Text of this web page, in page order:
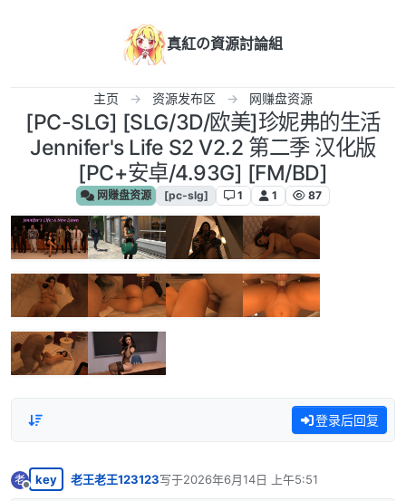
真紅の資源討論組
主页 资源发布区 网赚盘资源
[PC-SLG] [SLG/3D/欧美]珍妮弗的生活
Jennifer's Life S2 V2.2 第二季 汉化版
[PC+安卓/4.93G] [FM/BD]
网赚盘资源 [pc-slg] 1 1 87
登录后回复
老
离线
key 老王老王123123写于2026年6月14日 上午5:51
最后由 编辑